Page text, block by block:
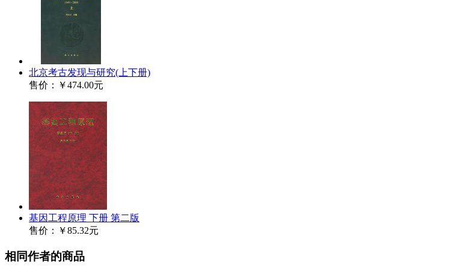
北京考古发现与研究(上下册)
售价：
￥474.00元
基因工程原理 下册 第二版
售价：
￥85.32元
相同作者的商品